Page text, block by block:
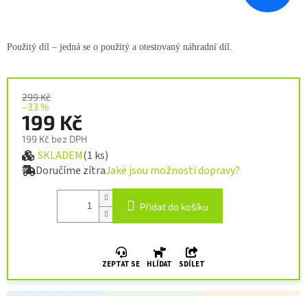
299 Kč
–33 %
199 Kč
199 Kč bez DPH
Měrná cena:
SKLADEM(1 ks)
Doručíme zítraJaké jsou možnosti dopravy?
Přidat do košíku
ZEPTAT SE HLÍDAT SDÍLET
Použitý díl – jedná se o použitý a otestovaný náhradní díl.